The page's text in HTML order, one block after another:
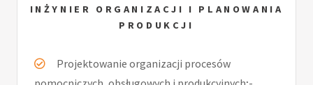
INŻYNIER ORGANIZACJI I PLANOWANIA
PRODUKCJI
Projektowanie organizacji procesów